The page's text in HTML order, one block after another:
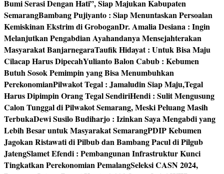
Bumi Serasi Dengan Hati”, Siap Majukan Kabupaten
SemarangBambang Pujiyanto : Siap Menuntaskan Persoalan
Kemiskinan Ekstrim di GroboganDr. Amalia Desiana : Ingin
Melanjutkan Pengabdian Ayahandanya Mensejahterakan
Masyarakat BanjarnegaraTaufik Hidayat : Untuk Bisa Maju
Cilacap Harus DipecahYulianto Balon Cabub : Kebumen
Butuh Sosok Pemimpin yang Bisa Menumbuhkan
PerekonomianPilwakot Tegal : Jamaludin Siap Maju,Tegal
Harus Dipimpin Orang Tegal SendiriHendi : Sulit Mengusung
Calon Tunggal di Pilwakot Semarang, Meski Peluang Masih
TerbukaDewi Susilo Budiharjo : Izinkan Saya Mengabdi yang
Lebih Besar untuk Masyarakat SemarangPDIP Kebumen
Jagokan Ristawati di Pilbub dan Bambang Pacul di Pilgub
JatengSlamet Efendi : Pembangunan Infrastruktur Kunci
Tingkatkan Perekonomian PemalangSeleksi CASN 2024,